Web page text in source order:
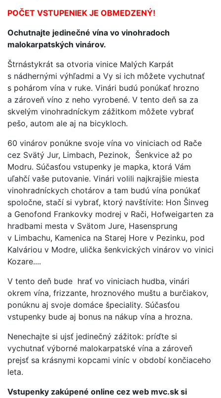
POČET VSTUPENIEK JE OBMEDZENÝ!
Ochutnajte jedinečné vína vo vinohradoch
malokarpatských vinárov.
Štrnástykrát sa otvoria vinice Malých Karpát
s nádhernými výhľadmi a Vy si ich môžete vychutnať
s pohárom vína v ruke. Vinári budú ponúkať hrozno
a zároveň víno z neho vyrobené. V tento deň sa za
skvelým vinohradníckym zážitkom môžete vybrať
pešo, autom ale aj na bicykloch.
60 vinárov ponúkne svoje vína vo viniciach od Rače
cez Svätý Jur, Limbach, Pezinok, Šenkvice až po
Modru. Súčasťou vstupenky je mapka, ktorá Vám
uľahčí vaše putovanie. Vinári volili najkrajšie miesta
vinohradníckych chotárov a tam budú vína ponúkať
spoločne, stačí si vybrať, ktorý navštívite: Hon Šinveg
a Genofond Frankovky modrej v Rači, Hofweigarten za
hradbami mesta v Svätom Jure, Hasensprung
v Limbachu, Kamenica na Starej Hore v Pezinku, pod
Kalváriou v Modre, ulička šenkvických vinárov vo vinici
Kozare....
V tento deň bude hrať vo viniciach hudba, vinári
okrem vína, frizzante, hroznového muštu a burčiakov,
ponúknu aj svoje domáce špeciality. Súčasťou
vstupenky bude aj bonus na nákup vína a hrozna.
Nenechajte si ujsť jedinečný zážitok: príďte si
vychutnať výborné malokarpatské vína a zároveň
prejsť sa krásnymi kopcami viníc v období končiaceho
leta.
Vstupenky zakúpené online cez web mvc.sk si